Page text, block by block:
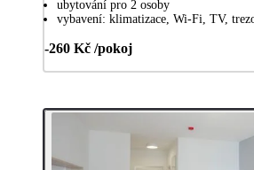
ubytování pro 2 osoby
vybavení: klimatizace, Wi-Fi, TV,
-260 Kč /pokoj